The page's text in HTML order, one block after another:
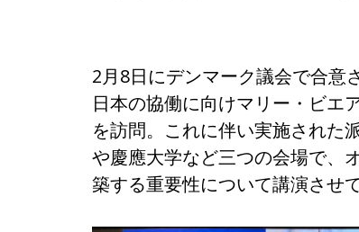
2月8日にデンマーク議会で合意
日本の協働に向けマリー・ビエ
を訪問。これに伴い実施された
や慶應大学など三つの会場で、
築する重要性について講演させ